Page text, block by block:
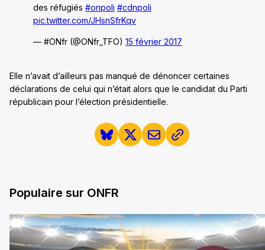
des réfugiés #onpoli #cdnpoli
pic.twitter.com/JHsnSfrKqv
— #ONfr (@ONfr_TFO) 15 février 2017
Elle n’avait d’ailleurs pas manqué de dénoncer certaines
déclarations de celui qui n’était alors que le candidat du Parti
républicain pour l’élection présidentielle.
Populaire sur ONFR